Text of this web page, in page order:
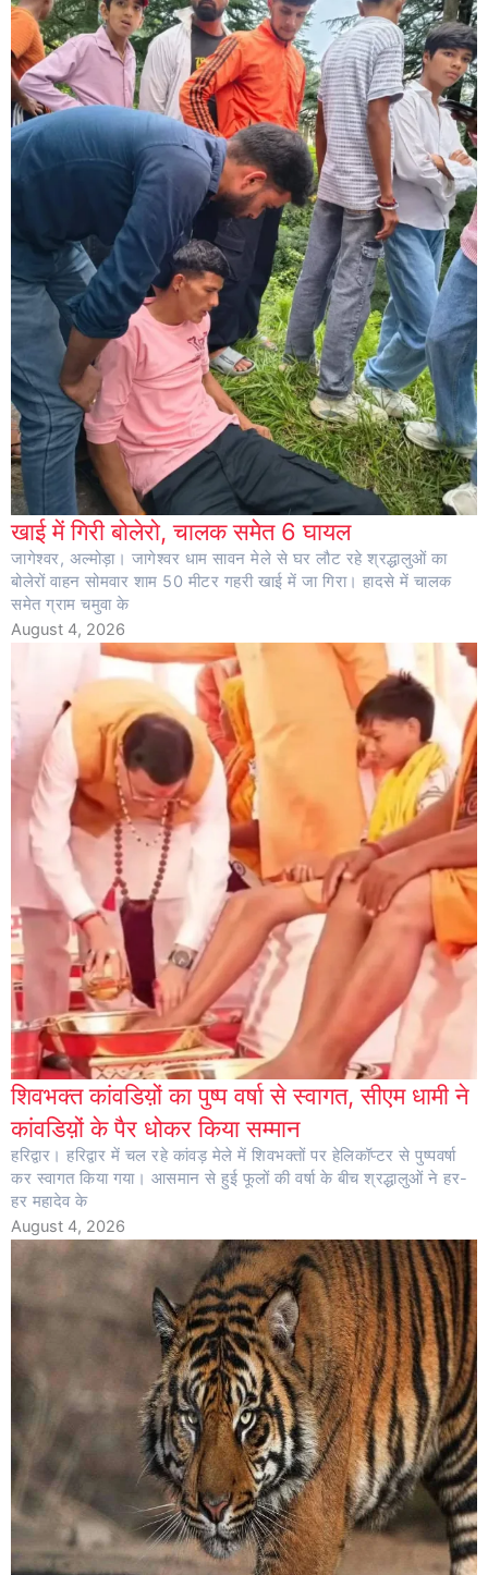
खाई में गिरी बोलेरो, चालक समेेत 6 घायल
जागेश्वर, अल्मोड़ा। जागेश्वर धाम सावन मेले से घर लौट रहे श्रद्धालुओं का
बोलेरों वाहन सोमवार शाम 50 मीटर गहरी खाई में जा गिरा। हादसे में चालक
समेत ग्राम चमुवा के
August 4, 2026
शिवभक्त कांवडिय़ों का पुष्प वर्षा से स्वागत, सीएम धामी ने
कांवडिय़ों के पैर धोकर किया सम्मान
हरिद्वार। हरिद्वार में चल रहे कांवड़ मेले में शिवभक्तों पर हेलिकॉप्टर से पुष्पवर्षा
कर स्वागत किया गया। आसमान से हुई फूलों की वर्षा के बीच श्रद्धालुओं ने हर-
हर महादेव के
August 4, 2026